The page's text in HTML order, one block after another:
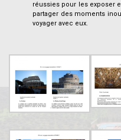
réussies pour les exposer
partager des moments
voyager avec eux.